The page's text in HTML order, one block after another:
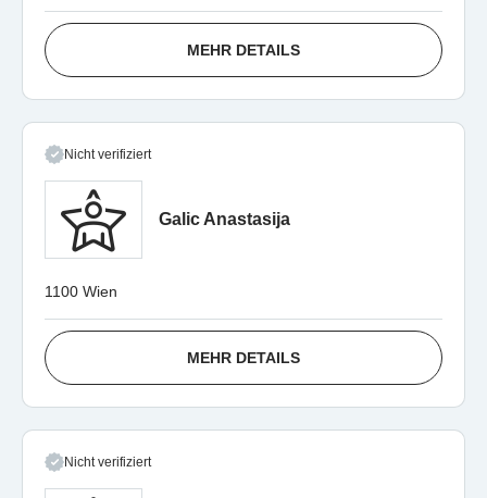
MEHR DETAILS
Nicht verifiziert
Galic Anastasija
1100 Wien
MEHR DETAILS
Nicht verifiziert